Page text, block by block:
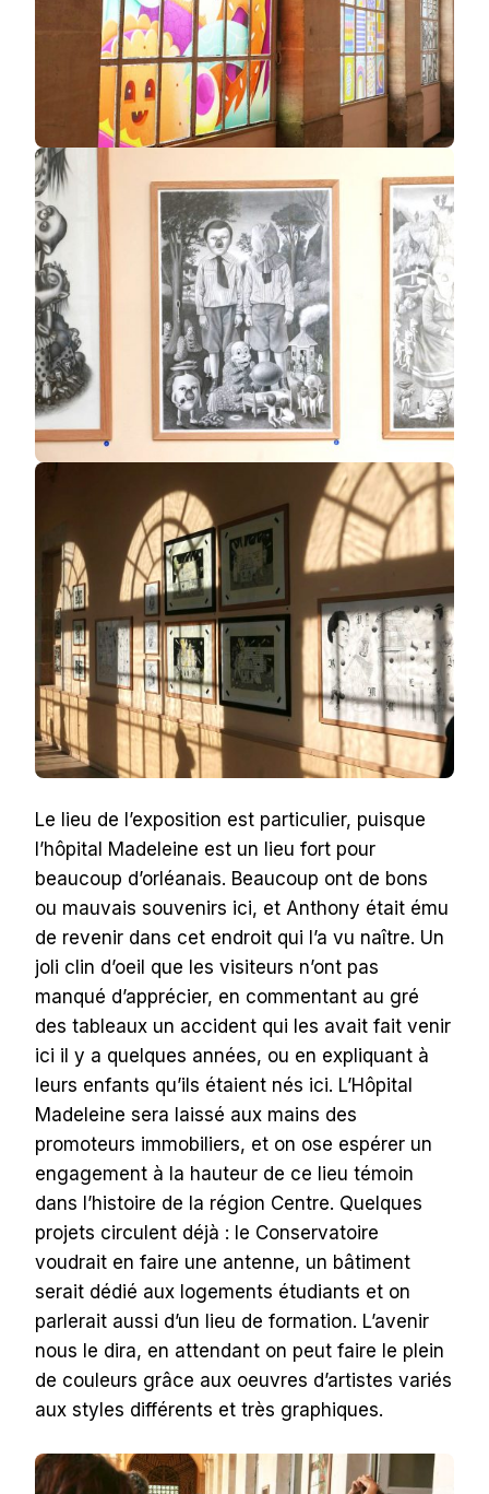
Le lieu de l’exposition est particulier, puisque
l’hôpital Madeleine est un lieu fort pour
beaucoup d’orléanais. Beaucoup ont de bons
ou mauvais souvenirs ici, et Anthony était ému
de revenir dans cet endroit qui l’a vu naître. Un
joli clin d’oeil que les visiteurs n’ont pas
manqué d’apprécier, en commentant au gré
des tableaux un accident qui les avait fait venir
ici il y a quelques années, ou en expliquant à
leurs enfants qu’ils étaient nés ici. L’Hôpital
Madeleine sera laissé aux mains des
promoteurs immobiliers, et on ose espérer un
engagement à la hauteur de ce lieu témoin
dans l’histoire de la région Centre. Quelques
projets circulent déjà : le Conservatoire
voudrait en faire une antenne, un bâtiment
serait dédié aux logements étudiants et on
parlerait aussi d’un lieu de formation. L’avenir
nous le dira, en attendant on peut faire le plein
de couleurs grâce aux oeuvres d’artistes variés
aux styles différents et très graphiques.